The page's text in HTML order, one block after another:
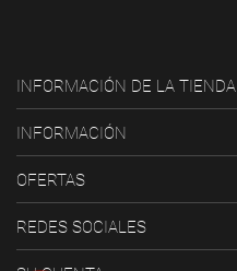
INFORMACIÓN DE LA TIENDA
INFORMACIÓN
OFERTAS
REDES SOCIALES